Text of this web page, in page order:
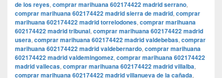
de los reyes, comprar marihuana 602174422 madrid serrano,
comprar marihuana 602174422 madrid sierra de madrid, comprar
marihuana 602174422 madrid torrelodones, comprar marihuana
602174422 madrid tribunal, comprar marihuana 602174422 madrid
usera, comprar marihuana 602174422 madrid valdebebas, comprar
marihuana 602174422 madrid valdebernardo, comprar marihuana
602174422 madrid valdemingomez, comprar marihuana 602174422
madrid vallecas, comprar marihuana 602174422 madrid villalba,
comprar marihuana 602174422 madrid villanueva de la cañada,